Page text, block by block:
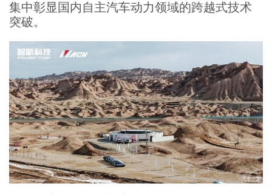
集中彰显国内自主汽车动力领域的跨越式技术
突破。